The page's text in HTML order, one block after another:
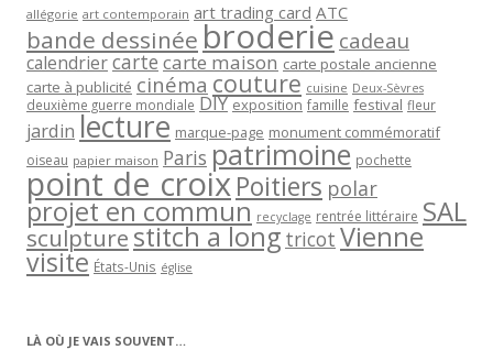
allégorie art contemporain art trading card ATC
bande dessinée broderie cadeau
calendriercartecarte maison carte postale ancienne
carte à publicité cinéma couture cuisine Deux-Sèvres
deuxième guerre mondiale DIY exposition famille festival fleur
jardin lecture marque-page monument commémoratif
oiseau papier maison Paris patrimoine pochette
point de croixPoitiers polar
projet en commun recyclage rentrée littéraire SAL
sculpturestitch a long tricot Vienne
visite États-Unis église
LÀ OÙ JE VAIS SOUVENT…